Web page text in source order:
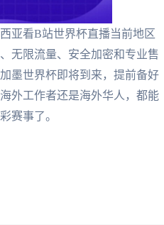
亚看B站世界杯直播当前地区
无限流量、安全加密和专业售
墨世界杯即将到来，提前备好
外工作者还是海外华人，都能
赛事了。